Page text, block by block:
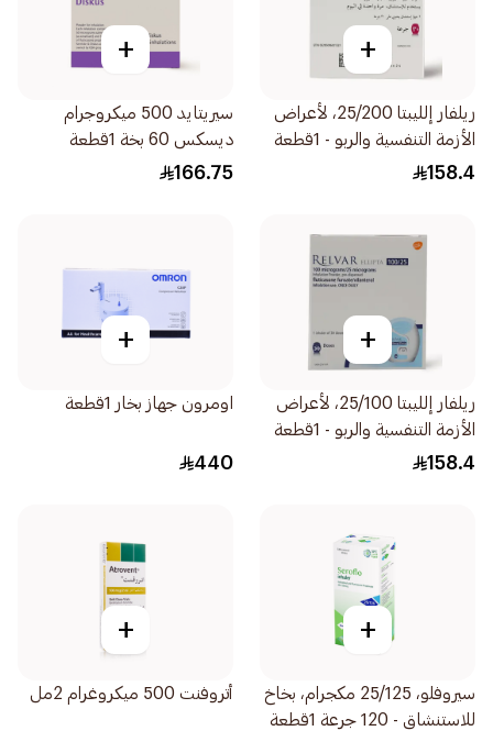
+
ريلفار إلليبتا 25/200، لأعراض
الأزمة التنفسية والربو - 1قطعة
158.4
+
سيريتايد 500 ميكروجرام
ديسكس 60 بخة 1قطعة
166.75
+
ريلفار إلليبتا 25/100، لأعراض
الأزمة التنفسية والربو - 1قطعة
158.4
+
اومرون جهاز بخار 1قطعة
440
+
سيروفلو، 25/125 مكجرام، بخاخ
للاستنشاق - 120 جرعة 1قطعة
+
أتروفنت 500 ميكروغرام 2مل